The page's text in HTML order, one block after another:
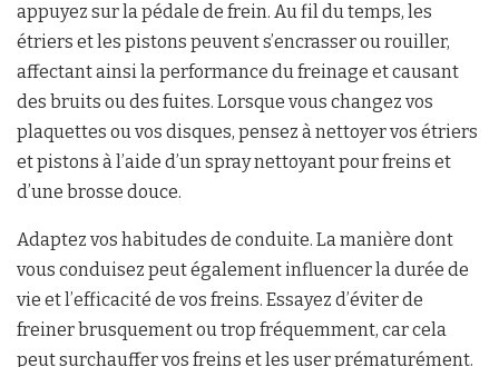
appuyez sur la pédale de frein. Au fil du temps, les
étriers et les pistons peuvent s’encrasser ou rouiller,
affectant ainsi la performance du freinage et causant
des bruits ou des fuites. Lorsque vous changez vos
plaquettes ou vos disques, pensez à nettoyer vos étriers
et pistons à l’aide d’un spray nettoyant pour freins et
d’une brosse douce.
Adaptez vos habitudes de conduite. La manière dont
vous conduisez peut également influencer la durée de
vie et l’efficacité de vos freins. Essayez d’éviter de
freiner brusquement ou trop fréquemment, car cela
peut surchauffer vos freins et les user prématurément.